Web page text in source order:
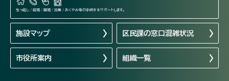
引っ越し / 結婚 / 離婚 / 出産 / おくやみ等の手続きをサポートします。
施設マップ 区民課の窓口混雑状況
市役所案内 組織一覧